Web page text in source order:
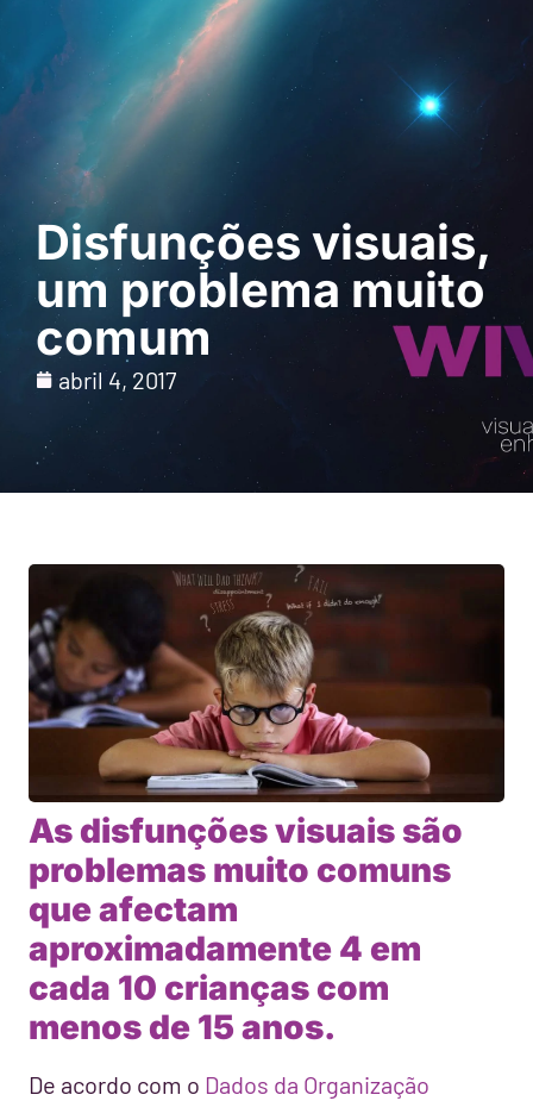
Pedir uma
demonstração
Disfunções visuais,
um problema muito
comum
abril 4, 2017
As disfunções visuais são
problemas muito comuns
que afectam
aproximadamente 4 em
cada 10 crianças com
menos de 15 anos.
De acordo com o Dados da Organização